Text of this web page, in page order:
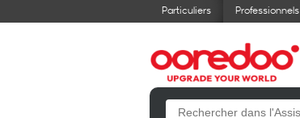
Particuliers Professionnels